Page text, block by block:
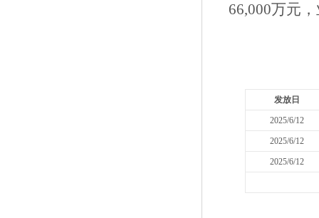
66,000万元
发放日
2025/6/12
2025/6/12
2025/6/12